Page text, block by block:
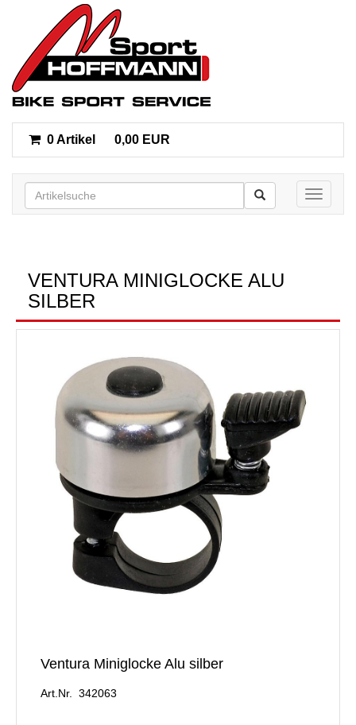
0 Artikel 0,00 EUR
Toggle
VENTURA MINIGLOCKE ALU
SILBER
Ventura Miniglocke Alu silber
Art.Nr. 342063